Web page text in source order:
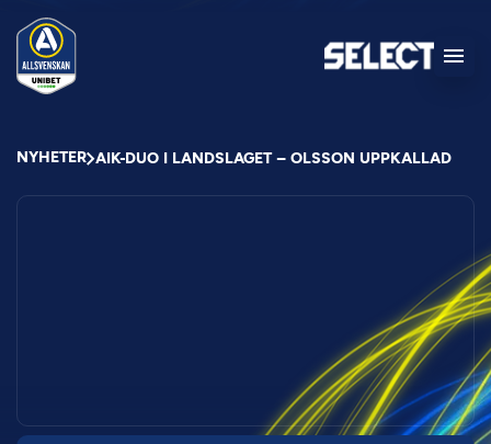
NYHETER AIK-DUO I LANDSLAGET – OLSSON UPPKALLAD